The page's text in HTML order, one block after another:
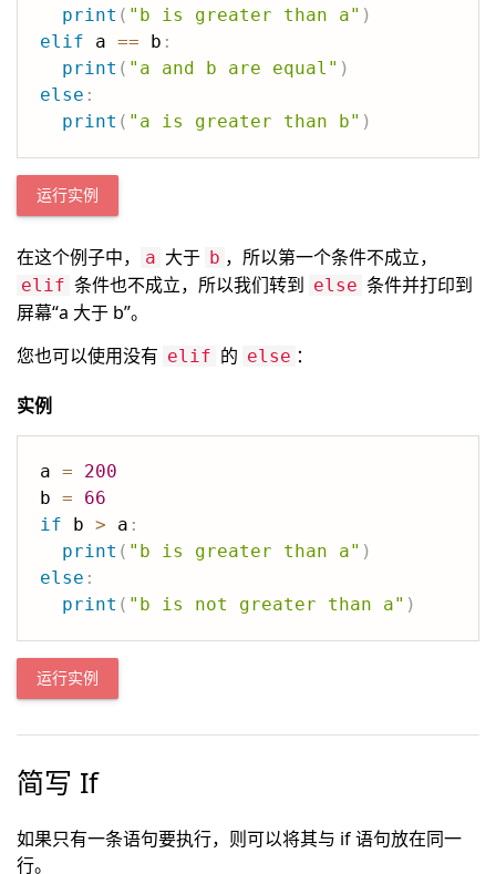
print ( "b is greater than a" )
elif a == b :
print ( "a and b are equal" )
else :
print ( "a is greater than b" )
运行实例
在这个例子中， a 大于 b ，所以第一个条件不成立，
elif 条件也不成立，所以我们转到 else 条件并打印到
屏幕“a 大于 b”。
您也可以使用没有 elif 的 else ：
实例
a =
200
b =
66
if b > a :
print ( "b is greater than a" )
else :
print ( "b is not greater than a" )
运行实例
简写 If
如果只有一条语句要执行，则可以将其与 if 语句放在同一
行。